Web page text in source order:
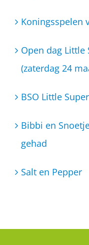
Koningsspelen
Open dag Little
(zaterdag 24
BSO Little
Bibbi en
gehad
Salt en Pepper